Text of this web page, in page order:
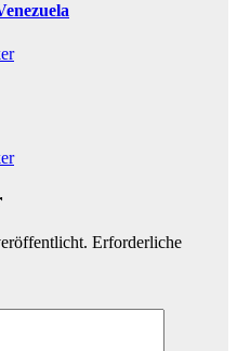
Erforderliche